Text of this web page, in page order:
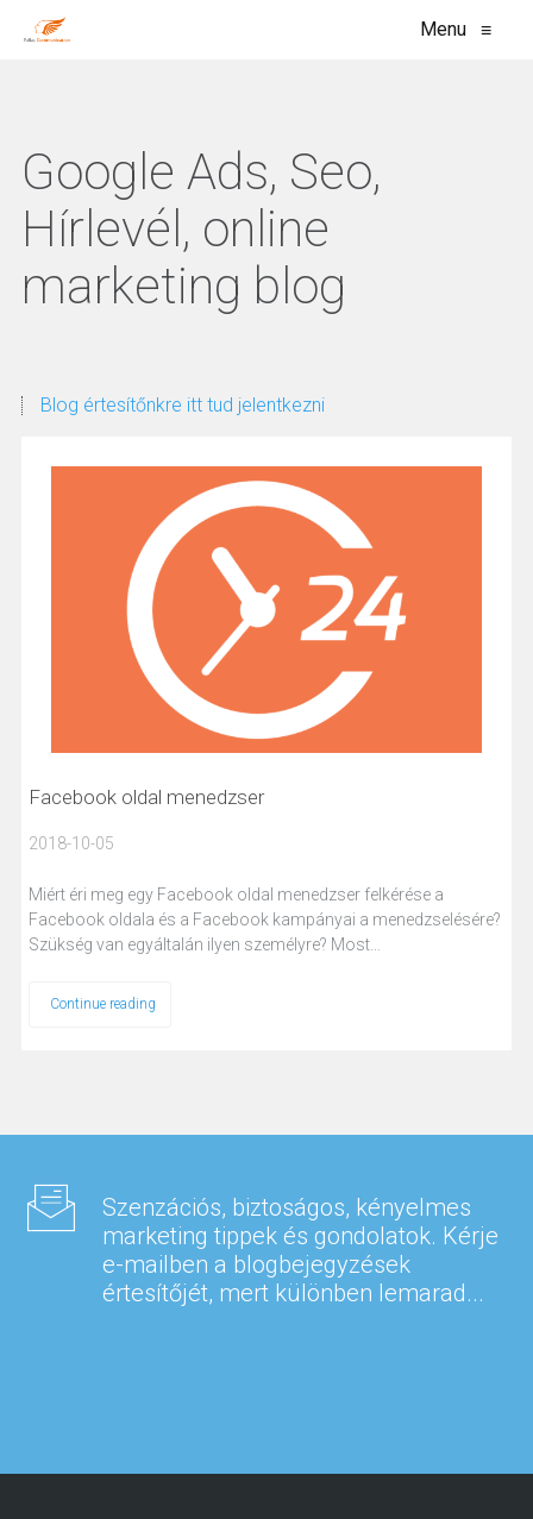
Menu ≡
Google Ads, Seo,
Hírlevél, online
marketing blog
Blog értesítőnkre itt tud jelentkezni
Facebook oldal menedzser
2018-10-05
Miért éri meg egy Facebook oldal menedzser felkérése a
Facebook oldala és a Facebook kampányai a menedzselésére?
Szükség van egyáltalán ilyen személyre? Most…
Continue reading
Szenzációs, biztoságos, kényelmes
marketing tippek és gondolatok. Kérje
e-mailben a blogbejegyzések
értesítőjét, mert különben lemarad...